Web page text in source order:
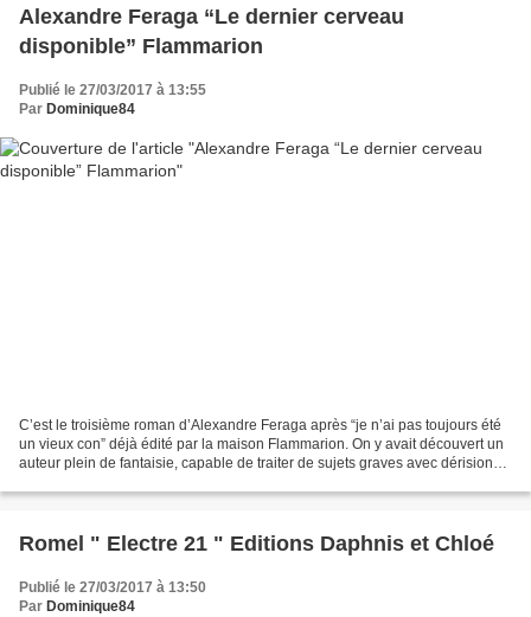
Alexandre Feraga “Le dernier cerveau
disponible” Flammarion
Publié le 27/03/2017 à 13:55
Par Dominique84
C’est le troisième roman d’Alexandre Feraga après “je n’ai pas toujours été
un vieux con” déjà édité par la maison Flammarion. On y avait découvert un
auteur plein de fantaisie, capable de traiter de sujets graves avec dérision
Romel " Electre 21 " Editions Daphnis et Chloé
Publié le 27/03/2017 à 13:50
Par Dominique84